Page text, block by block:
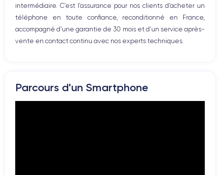
intermédiaire. C’est l’assurance pour nos clients d’acheter un
téléphone en toute confiance, reconditionné en France,
accompagné d’une garantie de 30 mois et d’un service après-
vente en contact continu avec nos experts techniques.
Parcours d'un Smartphone